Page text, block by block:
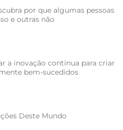
por que algumas pessoas
e outras não
a inovação contínua para criar
bem-sucedidos
Deste Mundo